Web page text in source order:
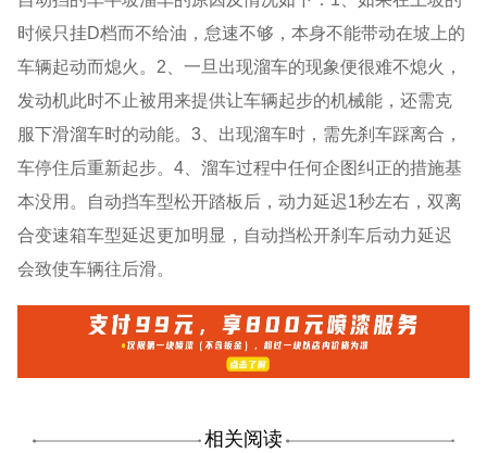
时候只挂D档而不给油，怠速不够，本身不能带动在坡上的
车辆起动而熄火。2、一旦出现溜车的现象便很难不熄火，
发动机此时不止被用来提供让车辆起步的机械能，还需克
服下滑溜车时的动能。3、出现溜车时，需先刹车踩离合，
车停住后重新起步。4、溜车过程中任何企图纠正的措施基
本没用。自动挡车型松开踏板后，动力延迟1秒左右，双离
合变速箱车型延迟更加明显，自动挡松开刹车后动力延迟
会致使车辆往后滑。
相关阅读